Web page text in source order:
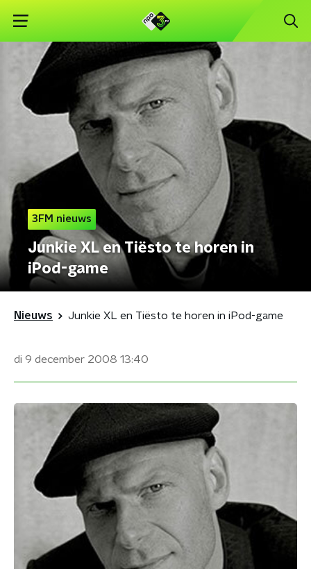
3FM nieuws
Junkie XL en Tiësto te horen in
iPod-game
Nieuws Junkie XL en Tiësto te horen in iPod-game
di 9 december 2008 13:40